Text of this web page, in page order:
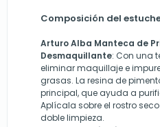
Composición del
Arturo Alba Manteca de
Desmaquillante: Con una
eliminar maquillaje e
grasas. La resina de
principal, que ayuda a
Aplícala sobre el rostro
doble limpieza.